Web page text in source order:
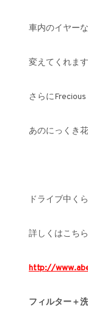
車内のイヤー
変えてくれま
さらに
あのにっくき
ドライブ中く
詳しくはこち
http://
フィルター＋